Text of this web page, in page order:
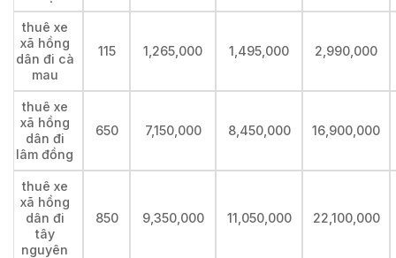
thuê xe
xã hồng
dân đi cà
mau
115 1,265,000 1,495,000 2,990,000
thuê xe
xã hồng
dân đi
lâm đồng
650 7,150,000 8,450,000 16,900,000
thuê xe
xã hồng
dân đi
tây
nguyên
850 9,350,000 11,050,000 22,100,000